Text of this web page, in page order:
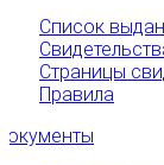
Список
Страницы
Правила